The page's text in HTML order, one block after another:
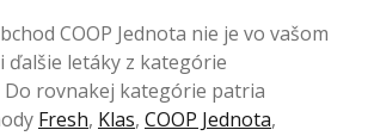
COOP Jednota nie je vo vašom
ďalšie letáky z kategórie
Do rovnakej kategórie patria
Fresh, Klas, COOP Jednota,